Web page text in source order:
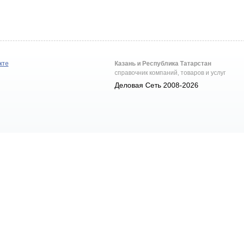
Казань и Республика Татарстан
справочник компаний, товаров и услуг
Деловая Сеть 2008-2026